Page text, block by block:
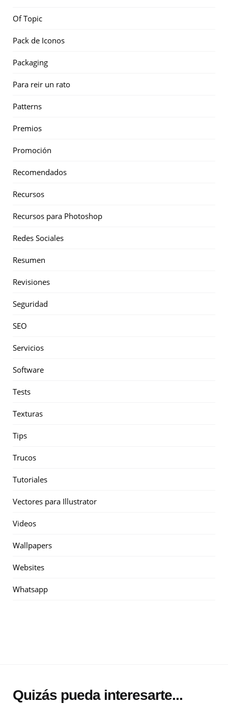
Of Topic
Pack de Iconos
Packaging
Para reir un rato
Patterns
Premios
Promoción
Recomendados
Recursos
Recursos para Photoshop
Redes Sociales
Resumen
Revisiones
Seguridad
SEO
Servicios
Software
Tests
Texturas
Tips
Trucos
Tutoriales
Vectores para Illustrator
Videos
Wallpapers
Websites
Whatsapp
Quizás pueda interesarte...